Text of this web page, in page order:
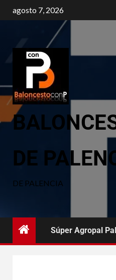
agosto 7, 2026
DE
DE PALENCIA
Súper Agropal